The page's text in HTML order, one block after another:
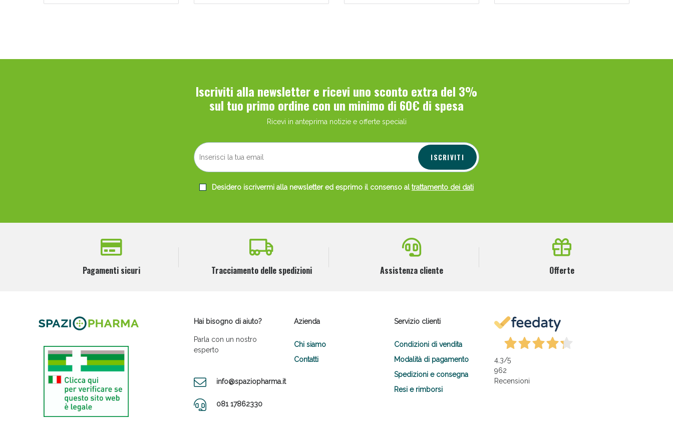
Iscriviti alla newsletter e ricevi uno sconto extra del 3%
sul tuo primo ordine con un minimo di 60€ di spesa
Ricevi in anteprima notizie e offerte speciali
ISCRIVITI
Desidero iscrivermi alla newsletter ed esprimo il consenso al trattamento dei dati
Pagamenti sicuri Tracciamento delle spedizioni Assistenza cliente Offerte
Hai bisogno di aiuto?
Parla con un nostro
esperto
info@spaziopharma.it
081 17862330
Azienda
Chi siamo
Contatti
Servizio clienti
Condizioni di vendita
Modalità di pagamento
Spedizioni e consegna
Resi e rimborsi
4,3/5
962
Recensioni